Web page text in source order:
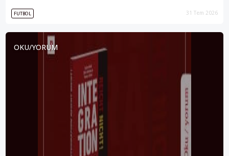
FUTBOL 31 Tem 2026
OKU/YORUM